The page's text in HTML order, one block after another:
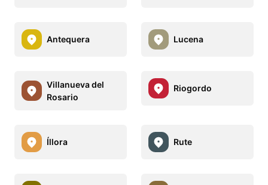
Antequera Lucena
Villanueva del
Rosario
Riogordo
Íllora Rute